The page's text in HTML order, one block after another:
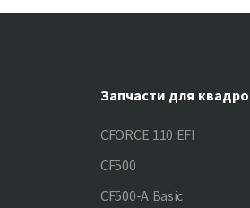
Запчасти для
CFORCE 110 EFI
CF500
CF500-A Basic